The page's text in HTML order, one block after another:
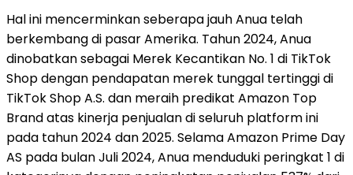
Hal ini mencerminkan seberapa jauh Anua telah
berkembang di pasar Amerika. Tahun 2024, Anua
dinobatkan sebagai Merek Kecantikan No. 1 di TikTok
Shop dengan pendapatan merek tunggal tertinggi di
TikTok Shop A.S. dan meraih predikat Amazon Top
Brand atas kinerja penjualan di seluruh platform ini
pada tahun 2024 dan 2025. Selama Amazon Prime Day
AS pada bulan Juli 2024, Anua menduduki peringkat 1 di